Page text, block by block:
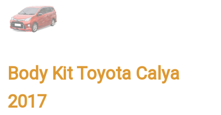
Body Kit Toyota Calya
2017